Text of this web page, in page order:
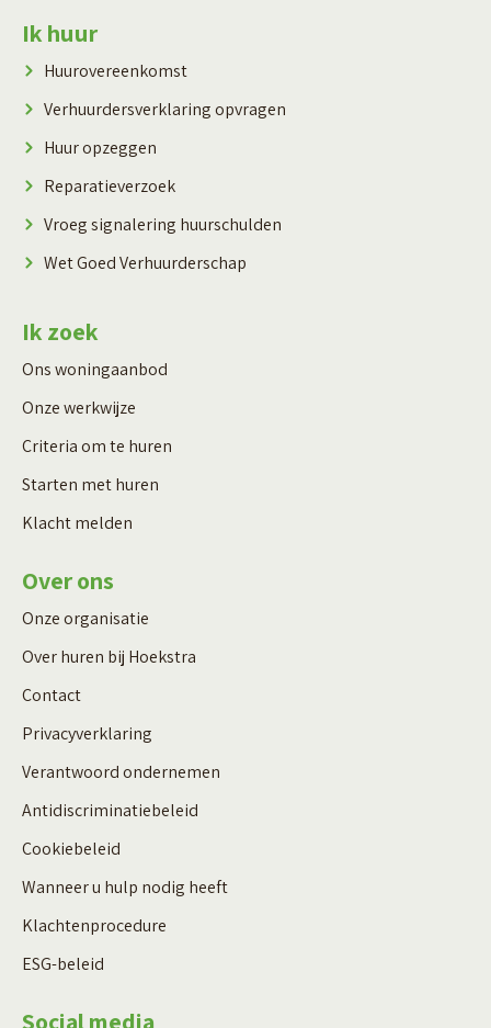
Contactinformatie
Ik huur
Huurovereenkomst
Verhuurdersverklaring opvragen
Huur opzeggen
Reparatieverzoek
Vroeg signalering huurschulden
Wet Goed Verhuurderschap
Ik zoek
Ons woningaanbod
Onze werkwijze
Criteria om te huren
Starten met huren
Klacht melden
Over ons
Onze organisatie
Over huren bij Hoekstra
Contact
Privacyverklaring
Verantwoord ondernemen
Antidiscriminatiebeleid
Cookiebeleid
Wanneer u hulp nodig heeft
Klachtenprocedure
ESG-beleid
Social media